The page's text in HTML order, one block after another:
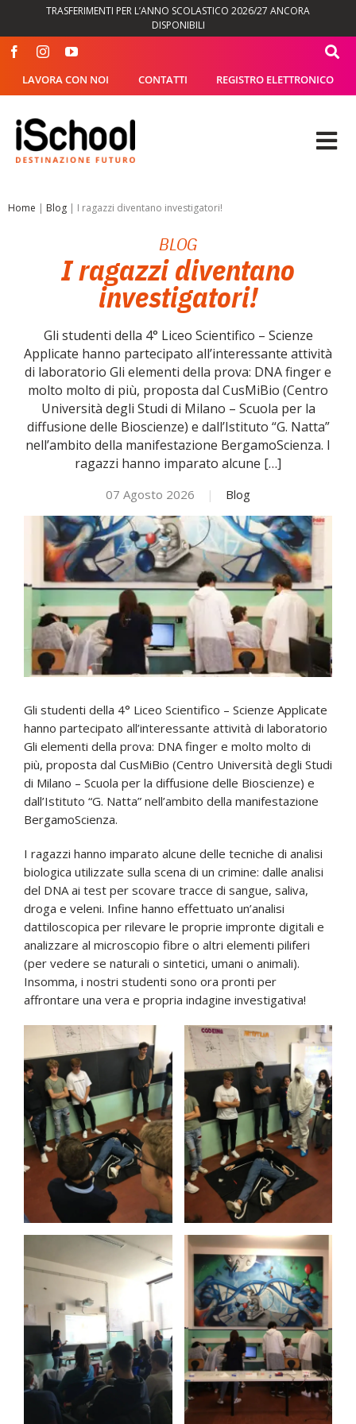
contenuto
TRASFERIMENTI PER L’ANNO SCOLASTICO 2026/27 ANCORA
DISPONIBILI
LAVORA CON NOI CONTATTI REGISTRO ELETTRONICO
ISCHOOL
NOVITÀ
ISCRIVITI
ESAMI DI IDONEITÀ
Home | Blog| I ragazzi diventano investigatori!
BLOG
I ragazzi diventano
investigatori!
Gli studenti della 4° Liceo Scientifico – Scienze
Applicate hanno partecipato all’interessante attività
di laboratorio Gli elementi della prova: DNA finger e
molto molto di più, proposta dal CusMiBio (Centro
Università degli Studi di Milano – Scuola per la
diffusione delle Bioscienze) e dall’Istituto “G. Natta”
nell’ambito della manifestazione BergamoScienza. I
ragazzi hanno imparato alcune […]
07 Agosto 2026 | Blog
Gli studenti della 4° Liceo Scientifico – Scienze Applicate
hanno partecipato all’interessante attività di laboratorio
Gli elementi della prova: DNA finger e molto molto di
più, proposta dal CusMiBio (Centro Università degli Studi
di Milano – Scuola per la diffusione delle Bioscienze) e
dall’Istituto “G. Natta” nell’ambito della manifestazione
BergamoScienza.
I ragazzi hanno imparato alcune delle tecniche di analisi
biologica utilizzate sulla scena di un crimine: dalle analisi
del DNA ai test per scovare tracce di sangue, saliva,
droga e veleni. Infine hanno effettuato un’analisi
dattiloscopica per rilevare le proprie impronte digitali e
analizzare al microscopio fibre o altri elementi piliferi
(per vedere se naturali o sintetici, umani o animali).
Insomma, i nostri studenti sono ora pronti per
affrontare una vera e propria indagine investigativa!